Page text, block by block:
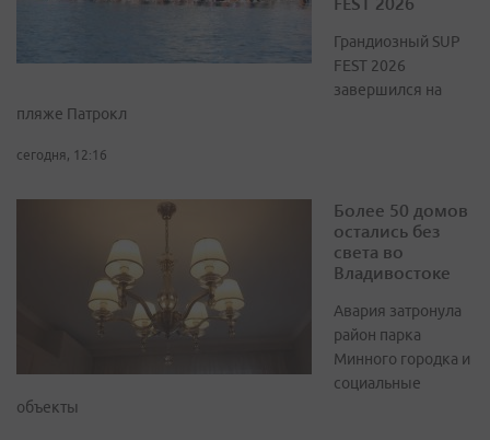
Грандиозный SUP
FEST 2026
завершился на
пляже Патрокл
сегодня, 12:16
Более 50 домов
остались без
света во
Владивостоке
Авария затронула
район парка
Минного городка и
социальные
объекты